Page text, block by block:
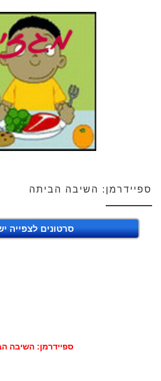
ספיידרמן: השיבה הביתה
סרטונים לצפייה
ספיידרמן: השיבה